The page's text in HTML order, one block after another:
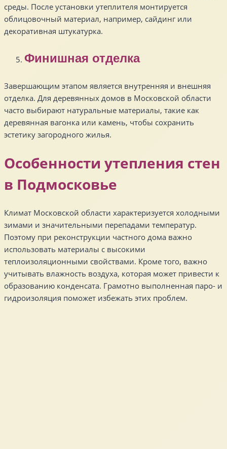
среды. После установки утеплителя монтируется
облицовочный материал, например, сайдинг или
декоративная штукатурка.
Финишная отделка
Завершающим этапом является внутренняя и внешняя
отделка. Для деревянных домов в Московской области
часто выбирают натуральные материалы, такие как
деревянная вагонка или камень, чтобы сохранить
эстетику загородного жилья.
Особенности утепления стен
в Подмосковье
Климат Московской области характеризуется холодными
зимами и значительными перепадами температур.
Поэтому при реконструкции частного дома важно
использовать материалы с высокими
теплоизоляционными свойствами. Кроме того, важно
учитывать влажность воздуха, которая может привести к
образованию конденсата. Грамотно выполненная паро- и
гидроизоляция поможет избежать этих проблем.